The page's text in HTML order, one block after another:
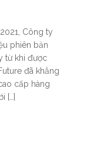
Công ty
phiên bản
từ khi được
đã khẳng
cấp hàng
[…]